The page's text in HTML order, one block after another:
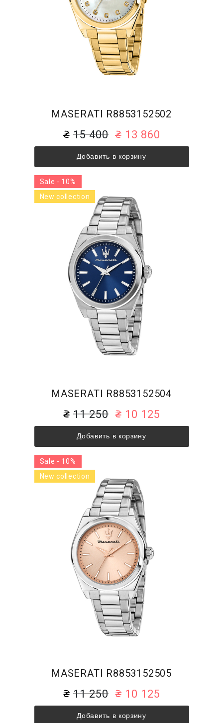
MASERATI R8853152502
15 400 13 860
Добавить в корзину
MASERATI R8853152504
11 250 10 125
Добавить в корзину
Sale - 10%
New collection
MASERATI R8853152505
11 250 10 125
Добавить в корзину
Sale - 10%
New collection